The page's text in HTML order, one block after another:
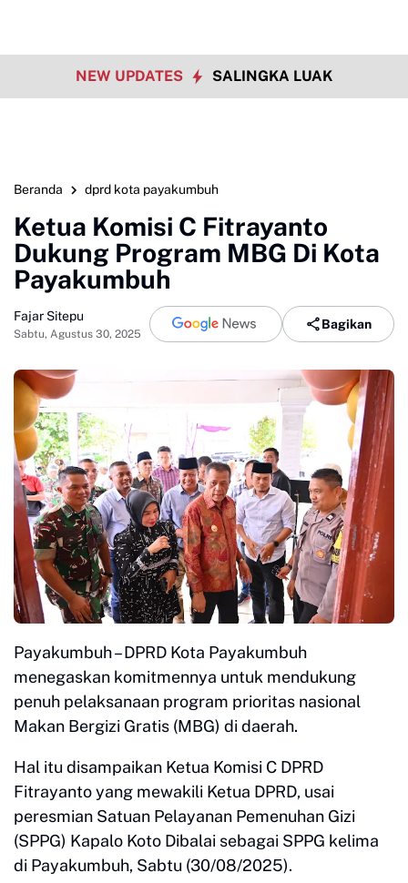
NEW UPDATES SALINGKA LUAK
Beranda dprd kota payakumbuh
Ketua Komisi C Fitrayanto
Dukung Program MBG Di Kota
Payakumbuh
Fajar Sitepu
Sabtu, Agustus 30, 2025
Bagikan
Payakumbuh – DPRD Kota Payakumbuh
menegaskan komitmennya untuk mendukung
penuh pelaksanaan program prioritas nasional
Makan Bergizi Gratis (MBG) di daerah.
Hal itu disampaikan Ketua Komisi C DPRD
Fitrayanto yang mewakili Ketua DPRD, usai
peresmian Satuan Pelayanan Pemenuhan Gizi
(SPPG) Kapalo Koto Dibalai sebagai SPPG kelima
di Payakumbuh, Sabtu (30/08/2025).